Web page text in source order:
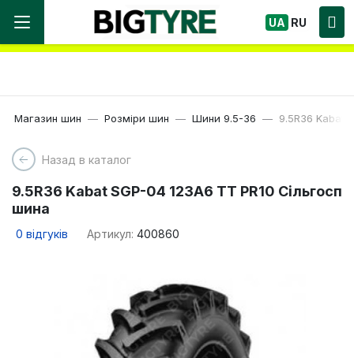
Ми працюємо! Великий вибір Шин, швидка
доставка по Україні!
UA RU
Магазин шин Розміри шин Шини 9.5-36 9.5R36 Kabat
Назад в каталог
9.5R36 Kabat SGP-04 123A6 TT PR10 Сільгосп
шина
0 відгуків Артикул: 400860